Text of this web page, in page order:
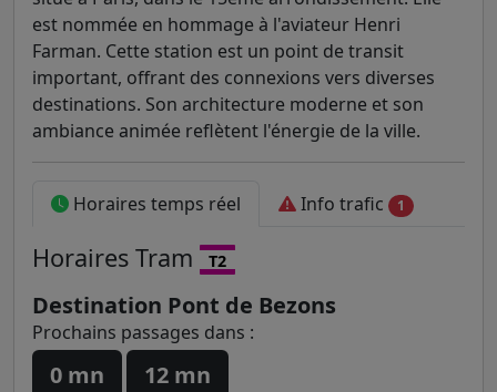
est nommée en hommage à l'aviateur Henri
Farman. Cette station est un point de transit
important, offrant des connexions vers diverses
destinations. Son architecture moderne et son
ambiance animée reflètent l'énergie de la ville.
Horaires temps réel Info trafic 1
Horaires Tram T2
Destination Pont de Bezons
Prochains passages dans :
0 mn
12 mn